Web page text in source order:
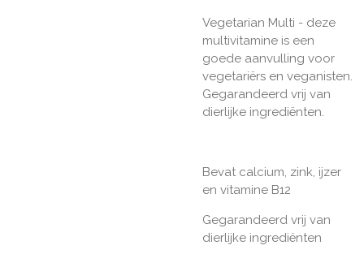
Vegetarian Multi - deze
multivitamine is een
goede aanvulling voor
vegetariërs en veganisten.
Gegarandeerd vrij van
dierlijke ingrediënten.
Bevat calcium, zink, ijzer
en vitamine B12
Gegarandeerd vrij van
dierlijke ingrediënten